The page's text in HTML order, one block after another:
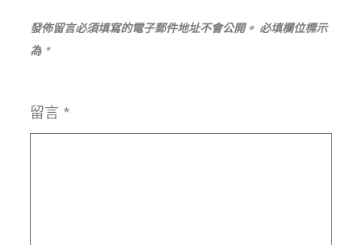
發佈留言必須填寫的電子郵件地址不會公開。 必填欄位標示
為 *
留言 *